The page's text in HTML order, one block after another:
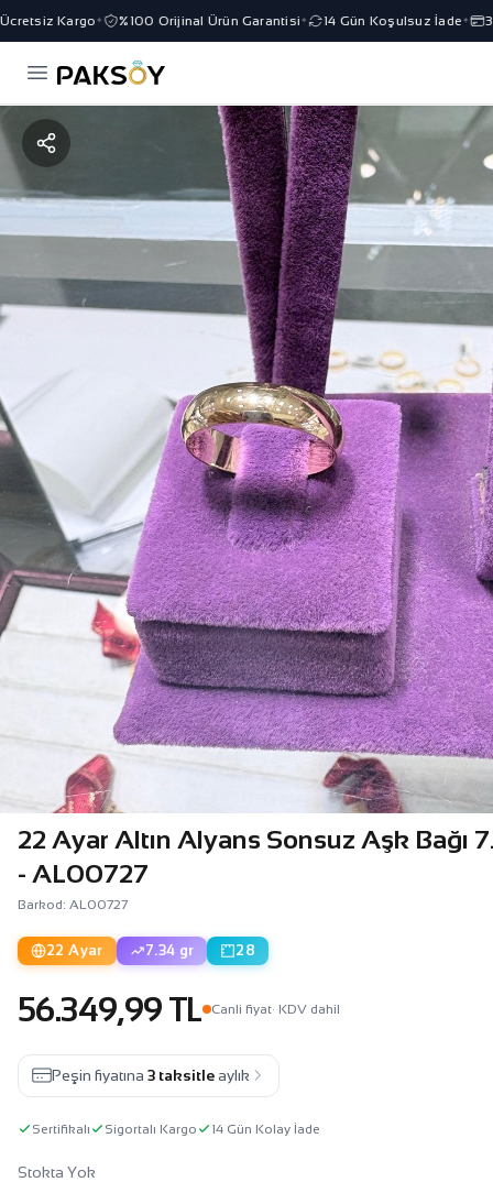
Kargo✦ %100 Orijinal Ürün Garantisi✦ 14 Gün Koşulsuz İade✦ 3
22 Ayar Altın Alyans Sonsuz Aşk Bağı
- AL00727
Barkod: AL00727
22 Ayar 7.34 gr 28
56.349,99 TL Canli fiyat· KDV dahil
Peşin fiyatına 3 taksitle aylık
Sertifikalı Sigortalı Kargo 14 Gün Kolay İade
Stokta Yok